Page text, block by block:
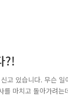
?!
고 있습니다. 무슨
마치고 돌아가려